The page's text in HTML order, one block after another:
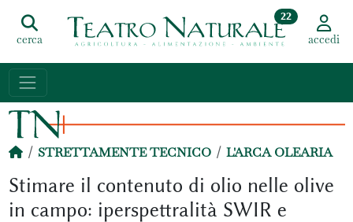
cerca
22
accedi
STRETTAMENTE TECNICO L'ARCA OLEARIA
Stimare il contenuto di olio nelle olive
in campo: iperspettralità SWIR e